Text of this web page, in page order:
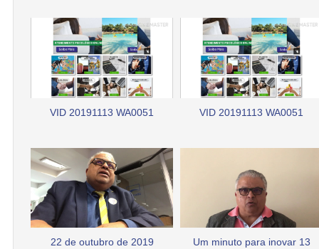
VID 20191113 WA0051 VID 20191113 WA0051
22 de outubro de 2019
Um minuto para inovar 13